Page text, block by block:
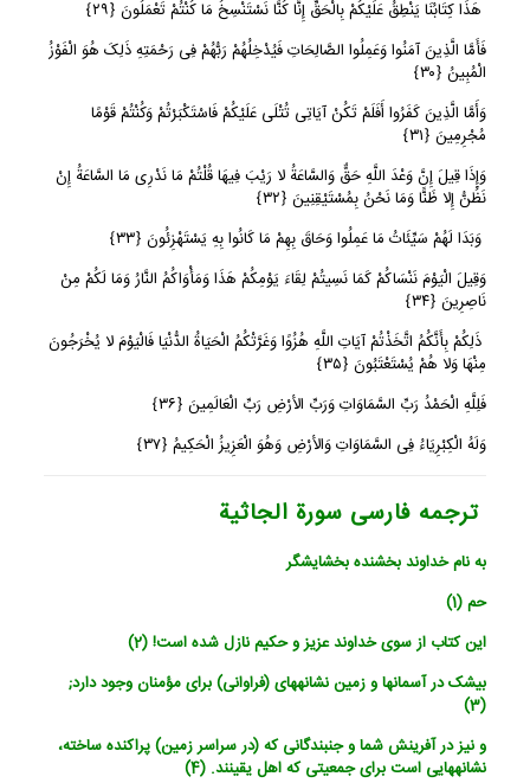
هَذَا کِتَابُنَا یَنْطِقُ عَلَیْکُمْ بِالْحَقِّ إِنَّا کُنَّا نَسْتَنْسِخُ مَا کُنْتُمْ تَعْمَلُونَ ﴿٢٩﴾
فَأَمَّا الَّذِینَ آمَنُوا وَعَمِلُوا الصَّالِحَاتِ فَیُدْخِلُهُمْ رَبُّهُمْ فِی رَحْمَتِهِ ذَلِکَ هُوَ الْفَوْزُ
الْمُبِینُ ﴿٣٠﴾
وَأَمَّا الَّذِینَ کَفَرُوا أَفَلَمْ تَکُنْ آیَاتِی تُتْلَى عَلَیْکُمْ فَاسْتَکْبَرْتُمْ وَکُنْتُمْ قَوْمًا
مُجْرِمِینَ ﴿٣١﴾
وَإِذَا قِیلَ إِنَّ وَعْدَ اللَّهِ حَقٌّ وَالسَّاعَةُ لا رَیْبَ فِیهَا قُلْتُمْ مَا نَدْرِی مَا السَّاعَةُ إِنْ
نَظُنُّ إِلا ظَنًّا وَمَا نَحْنُ بِمُسْتَیْقِنِینَ ﴿٣٢﴾
وَبَدَا لَهُمْ سَیِّئَاتُ مَا عَمِلُوا وَحَاقَ بِهِمْ مَا کَانُوا بِهِ یَسْتَهْزِئُونَ ﴿٣٣﴾
وَقِیلَ الْیَوْمَ نَنْسَاکُمْ کَمَا نَسِیتُمْ لِقَاءَ یَوْمِکُمْ هَذَا وَمَأْوَاکُمُ النَّارُ وَمَا لَکُمْ مِنْ
نَاصِرِینَ ﴿٣٤﴾
ذَلِکُمْ بِأَنَّکُمُ اتَّخَذْتُمْ آیَاتِ اللَّهِ هُزُوًا وَغَرَّتْکُمُ الْحَیَاةُ الدُّنْیَا فَالْیَوْمَ لا یُخْرَجُونَ
مِنْهَا وَلا هُمْ یُسْتَعْتَبُونَ ﴿٣٥﴾
فَلِلَّهِ الْحَمْدُ رَبِّ السَّمَاوَاتِ وَرَبِّ الأرْضِ رَبِّ الْعَالَمِینَ ﴿٣٦﴾
وَلَهُ الْکِبْرِیَاءُ فِی السَّمَاوَاتِ وَالأرْضِ وَهُوَ الْعَزِیزُ الْحَکِیمُ ﴿٣٧﴾
ترجمه فارسی سورة الجاثیة
به نام خداوند بخشنده بخشایشگر
حم (1)
این کتاب از سوی خداوند عزیز و حکیم نازل شده است! (2)
بی‏شک در آسمانها و زمین نشانه‏های (فراوانی) برای مؤمنان وجود دارد;
(3)
و نیز در آفرینش شما و جنبندگانی که (در سراسر زمین) پراکنده ساخته،
نشانه‏هایی است برای جمعیتی که اهل یقینند. (4)